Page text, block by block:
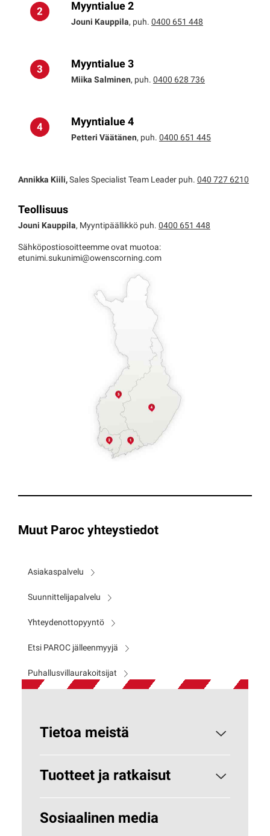
Myyntialue 2
Jouni Kauppila, puh. 0400 651 448
Myyntialue 3
Miika Salminen, puh. 0400 628 736
Myyntialue 4
Petteri Väätänen, puh. 0400 651 445
Annikka Kiili, Sales Specialist Team Leader puh. 040 727 6210
Teollisuus
Jouni Kauppila, Myyntipäällikkö puh. 0400 651 448
Sähköpostiosoitteemme ovat muotoa:
etunimi.sukunimi@owenscorning.com
Muut Paroc yhteystiedot
Asiakaspalvelu
Suunnittelijapalvelu
Yhteydenottopyyntö
Etsi PAROC jälleenmyyjä
Puhallusvillaurakoitsijat
Tietoa meistä
Paroc yrityksenä
Miksi kivivilla?
Vastuullisuus
Tuotteet ja ratkaisut
Rakennuseristeet
Sosiaalinen media